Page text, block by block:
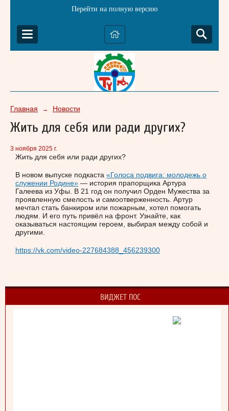
Перейти на полную версию
Главная → Новости
Жить для себя или ради других?
3 ноября 2025 г.
Жить для себя или ради других?
В новом выпуске подкаста «Голоса подвига: молодежь о
служении Родине» — история прапорщика Артура
Галеева из Уфы. В 21 год он получил Орден Мужества за
проявленную смелость и самоотверженность. Артур
мечтал стать банкиром или пожарным, хотел помогать
людям. И его путь привёл на фронт. Узнайте, как
оказываться настоящим героем, выбирая между собой и
другими.
https://vk.com/video-227684388_456239300
ВИДЖЕТ ПОС